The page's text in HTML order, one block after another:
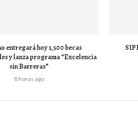
entregará hoy 1,500 becas
y lanza programa “Excelencia
sin Barreras”
8 horas ago